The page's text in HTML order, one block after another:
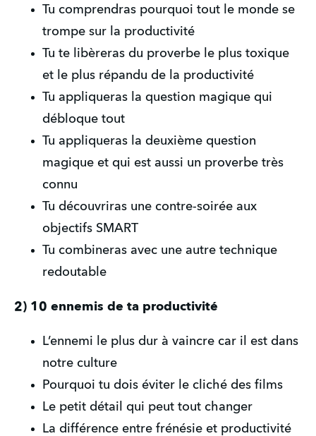
Tu comprendras pourquoi tout le monde se
trompe sur la productivité
Tu te libèreras du proverbe le plus toxique
et le plus répandu de la productivité
Tu appliqueras la question magique qui
débloque tout
Tu appliqueras la deuxième question
magique et qui est aussi un proverbe très
connu
Tu découvriras une contre-soirée aux
objectifs SMART
Tu combineras avec une autre technique
redoutable
2) 10 ennemis de ta productivité
L’ennemi le plus dur à vaincre car il est dans
notre culture
Pourquoi tu dois éviter le cliché des films
Le petit détail qui peut tout changer
La différence entre frénésie et productivité